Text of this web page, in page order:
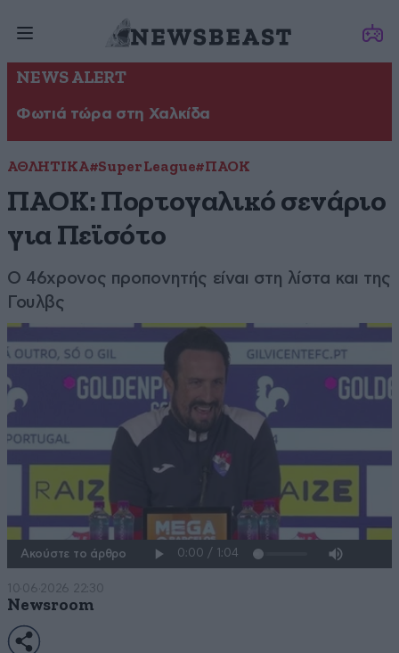
NEWS ALERT
Φωτιά τώρα στη Χαλκίδα
ΑΘΛΗΤΙΚΑ#Super League#ΠΑΟΚ
ΠΑΟΚ: Πορτογαλικό σενάριο
για Πεϊσότο
Ο 46χρονος προπονητής είναι στη λίστα και της
Γουλβς
Ακούστε το άρθρο
10·06·2026 22:30
Newsroom